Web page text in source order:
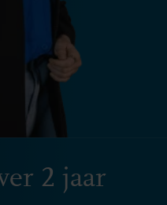
2 jaar